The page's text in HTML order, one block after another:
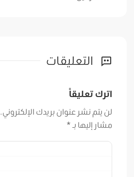
التعليقات
اترك تعليقاً
لن يتم نشر عنوان بريدك الإلكتروني.
مشار إليها بـ*